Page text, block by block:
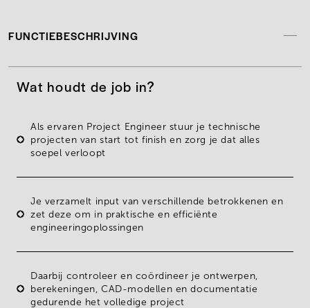
FUNCTIEBESCHRIJVING
Wat houdt de job in?
Als ervaren Project Engineer stuur je technische
projecten van start tot finish en zorg je dat alles
soepel verloopt
Je verzamelt input van verschillende betrokkenen en
zet deze om in praktische en efficiënte
engineeringoplossingen
Daarbij controleer en coördineer je ontwerpen,
berekeningen, CAD-modellen en documentatie
gedurende het volledige project